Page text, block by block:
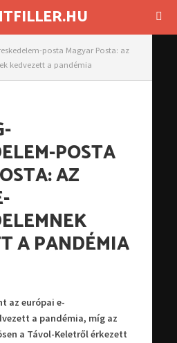
posta Magyar Posta: az
kedvezett a pandémia
POSTA
AZ
A PANDÉMIA
az európai e-
a pandémia, míg az
a Távol-Keletről érkezett